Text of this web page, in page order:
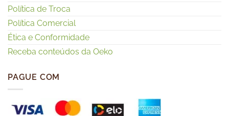
Política de Troca
Política Comercial
Ética e Conformidade
Receba conteúdos da Oeko
PAGUE COM